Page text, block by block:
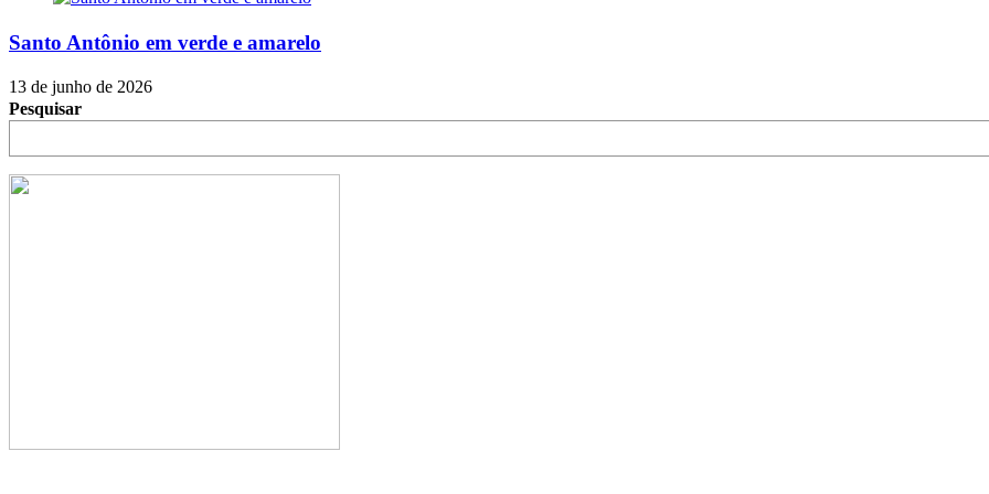
Santo Antônio em verde e amarelo
13 de junho de 2026
Pesquisar